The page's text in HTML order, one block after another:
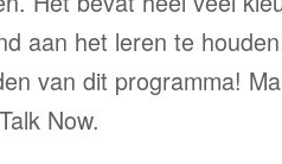
aan het leren te
van dit programma!
Now.